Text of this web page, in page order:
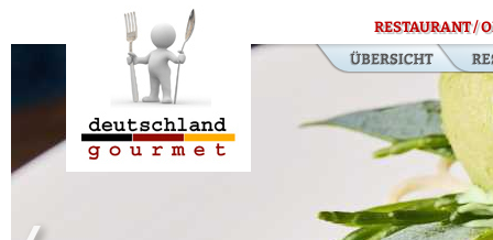
RESTAURANT /